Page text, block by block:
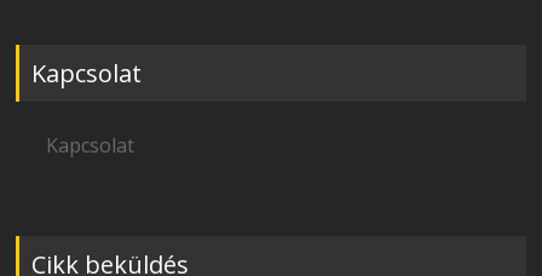
Kapcsolat
Kapcsolat
Cikk beküldés